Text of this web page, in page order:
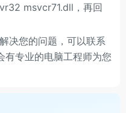
msvcr71.dll，再回
您的问题，可以联系
有专业的电脑工程师为您